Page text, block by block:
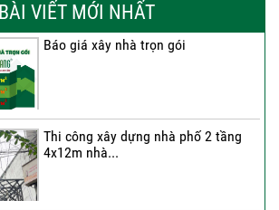
BÀI VIẾT MỚI NHẤT
Báo giá xây nhà trọn gói
Thi công xây dựng nhà phố 2 tầng
4x12m nhà...